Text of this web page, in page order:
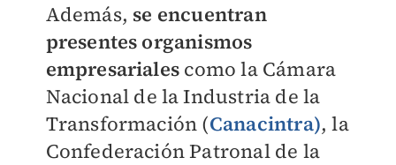
Además, se encuentran
presentes organismos
empresariales como la Cámara
Nacional de la Industria de la
Transformación (Canacintra), la
Confederación Patronal de la